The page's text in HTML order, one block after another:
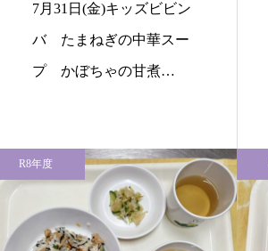
7月31日(金)キッズビビン
バ たまねぎの中華スー
プ かぼちゃの甘煮
R8年度